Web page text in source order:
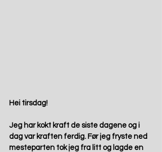
Hei tirsdag!
Jeg har kokt kraft de siste dagene og i
dag var kraften ferdig. Før jeg fryste ned
mesteparten tok jeg fra litt og lagde en